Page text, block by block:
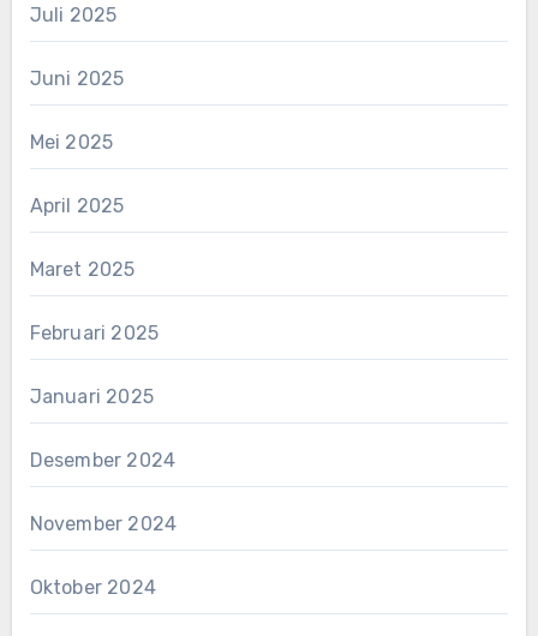
Juli 2025
Juni 2025
Mei 2025
April 2025
Maret 2025
Februari 2025
Januari 2025
Desember 2024
November 2024
Oktober 2024